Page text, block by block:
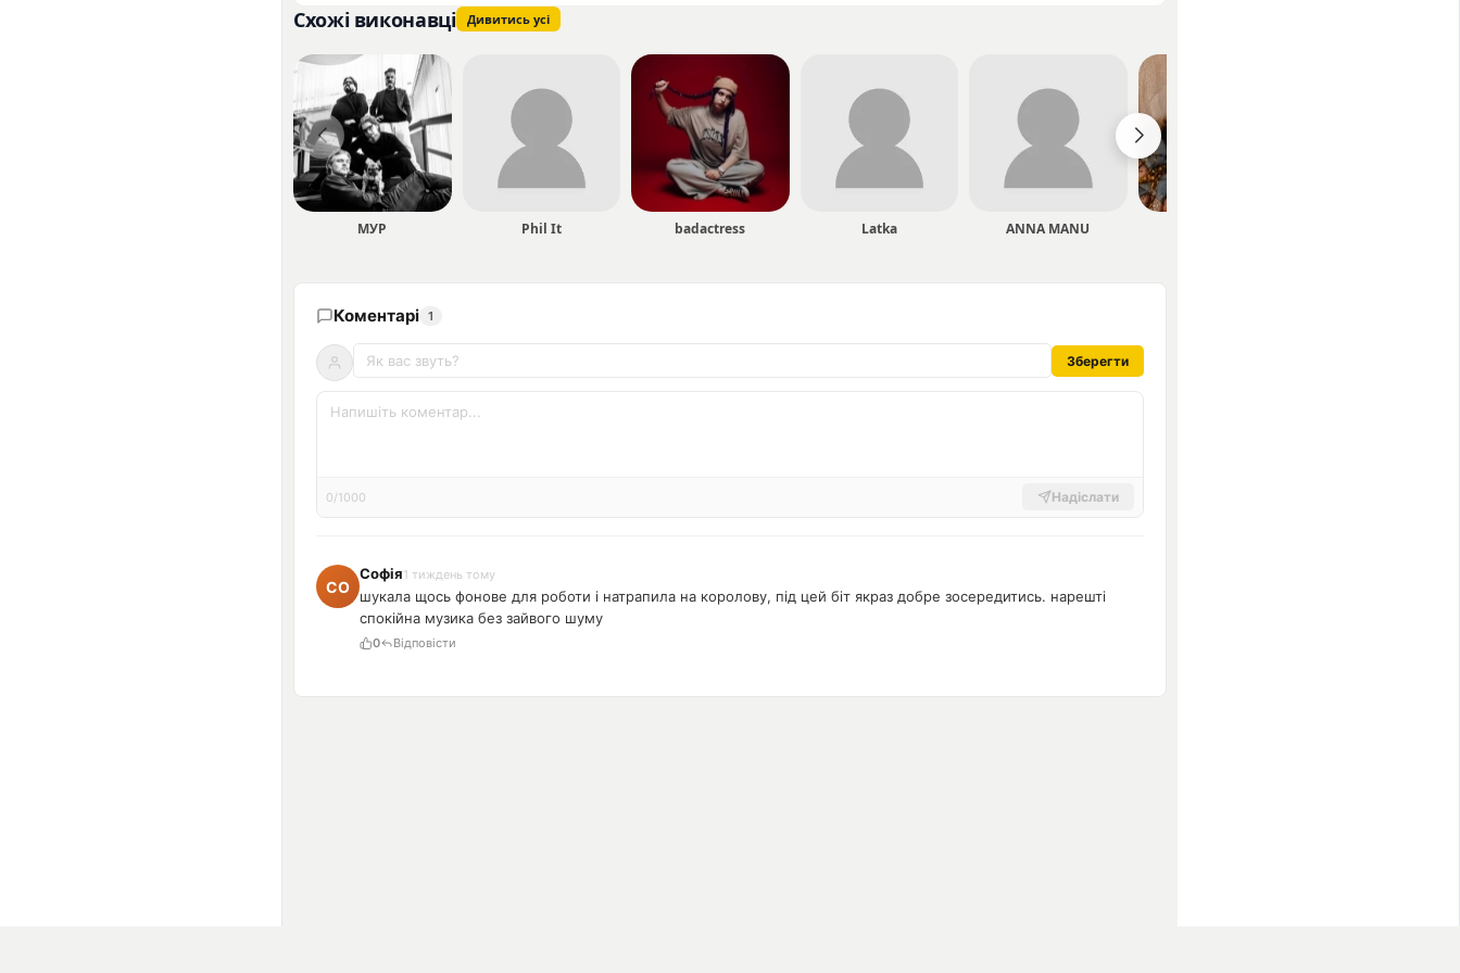
Схожі виконавці Дивитись усі
МУР Phil It badactress Latka ANNA MANU
Коментарі 1
Зберегти
0/1000 Надіслати
Софія1 тиждень тому
шукала щось фонове для роботи і натрапила на королову, під цей біт якраз добре зосередитись. нарешті
спокійна музика без зайвого шуму
0 Відповісти